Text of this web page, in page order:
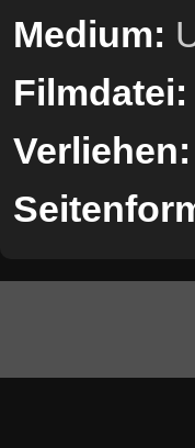
Medium:
Filmdatei:
Verliehen: